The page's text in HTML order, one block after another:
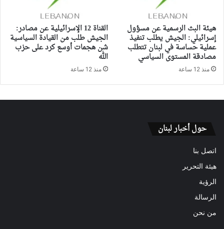
هيئة البث الرسمية عن مسؤول
إسرائيلي: الجيش يطلب تنفيذ
عملية حساسة في لبنان تتطلب
مصادقة المستوى السياسي
منذ 12 ساعة
القناة 12 الإسرائيلية عن مصادر:
الجيش طلب من القيادة السياسية
شن هجمات أوسع كرد على حزب
الله
منذ 12 ساعة
حول أخبار لبنان
اتصل بنا
هيئة التحرير
الرؤية
الرسالة
من نحن